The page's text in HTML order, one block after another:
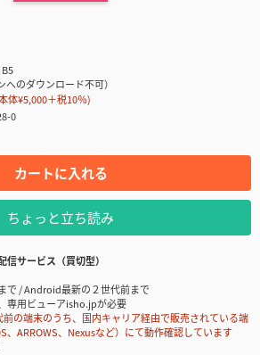
B5
へのダウンロード不可）
体¥5,000＋税10％)
0
カートに入れる
ちょっと立ち読み
信サービス（買切型）
で / Android最新の２世代前まで
専用ビューアisho.jpが必要
の端末のうち、国内キャリア経由で販売されている端
、ARROWS、Nexusなど）にて動作確認しています